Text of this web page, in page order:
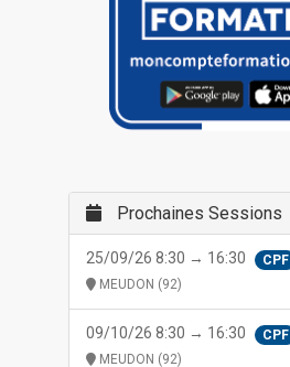
Prochaines Sessions
25/09/26 8:30 → 16:30
CPF
MEUDON (92)
09/10/26 8:30 → 16:30
CPF
MEUDON (92)